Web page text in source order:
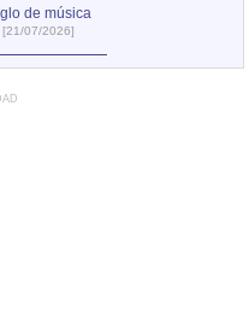
de música
[21/07/2026]